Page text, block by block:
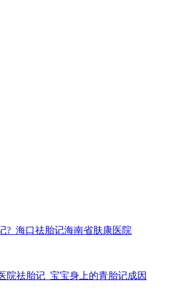
?_海口祛胎记海南省肤康医院
院祛胎记_宝宝身上的青胎记成因